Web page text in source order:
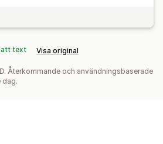
text Visa original
Återkommande och användningsbaserade
dag.